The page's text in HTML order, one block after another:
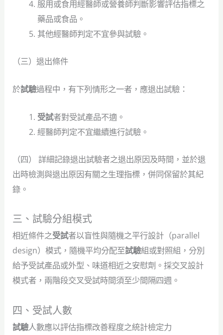
服用或食用經醫師或營養師判斷影響評估指標之
藥品或食品。
其他經醫師判定不宜參與試驗。
（三）退出條件
於試驗過程中，有下列情形之一者，應退出試驗：
受試者對受試產品不適。
經醫師判定不宜繼續進行試驗。
（四） 詳細記錄退出試驗者之退出原因及時間，並於退
出時檢測與退出原因有關之生理指標，併同保留於其紀
錄。
三、試驗分組模式
相近條件之受試者以盲性與隨機之平行設計（parallel
design）模式，隨機平均分配至試驗組或對照組，分別
給予受試產品或外型、味道相近之安慰劑。採交叉設計
模式者，兩階段交叉受試時間須至少間隔四週。
四、受試人數
試驗人數應以評估指標改善程度之統計檢定力